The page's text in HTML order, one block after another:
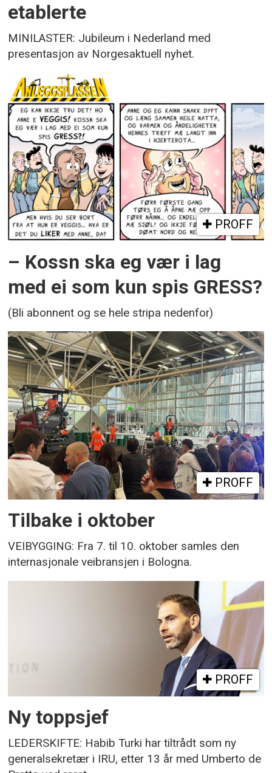
etablerte
MINILASTER: Jubileum i Nederland med
presentasjon av Norgesaktuell nyhet.
PROFF
– Kossn ska eg vær i lag
med ei som kun spis GRESS?
(Bli abonnent og se hele stripa nedenfor)
PROFF
Tilbake i oktober
VEIBYGGING: Fra 7. til 10. oktober samles den
internasjonale veibransjen i Bologna.
PROFF
Ny toppsjef
LEDERSKIFTE: Habib Turki har tiltrådt som ny
generalsekretær i IRU, etter 13 år med Umberto de